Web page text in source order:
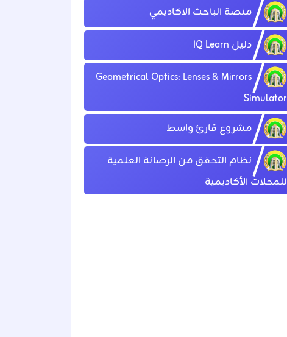
منصة الباحث الاكاديمي
دليل IQ Learn
Geometrical Optics: Lenses & Mirrors
Simulator
مشروع قارئ واسط
نظام التحقق من الرصانة العلمية
للمجلات الأكاديمية